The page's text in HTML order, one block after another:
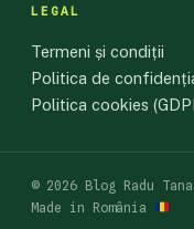
LEGAL
Termeni și condiții
Politica de
Politica cookies
© 2026 Blog Radu
Made in România